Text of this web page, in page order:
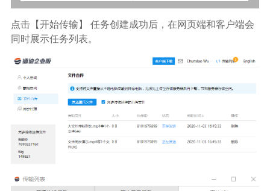
点击【开始传输】 任务创建成功后，在网页端和客户端会
同时展示任务列表。